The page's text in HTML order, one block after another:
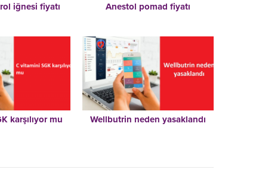
iğnesi fiyatı Anestol pomad fiyatı
karşılıyor mu Wellbutrin neden yasaklandı